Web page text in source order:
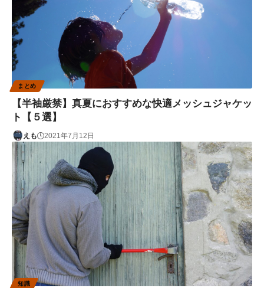
まとめ
【半袖厳禁】真夏におすすめな快適メッシュジャケッ
ト【５選】
えも 2021年7月12日
知識